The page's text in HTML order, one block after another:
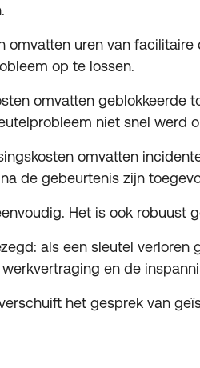
omvatten uren van
op te lossen.
omvatten geblokkeerde
niet snel werd
omvatten
de gebeurtenis zijn
Het is ook robuust
als een sleutel
en de
het gesprek van